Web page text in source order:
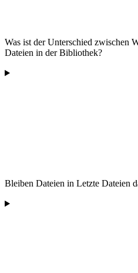
Was ist der Unterschied zwischen
Dateien in der Bibliothek?
Bleiben Dateien in Letzte Dateien